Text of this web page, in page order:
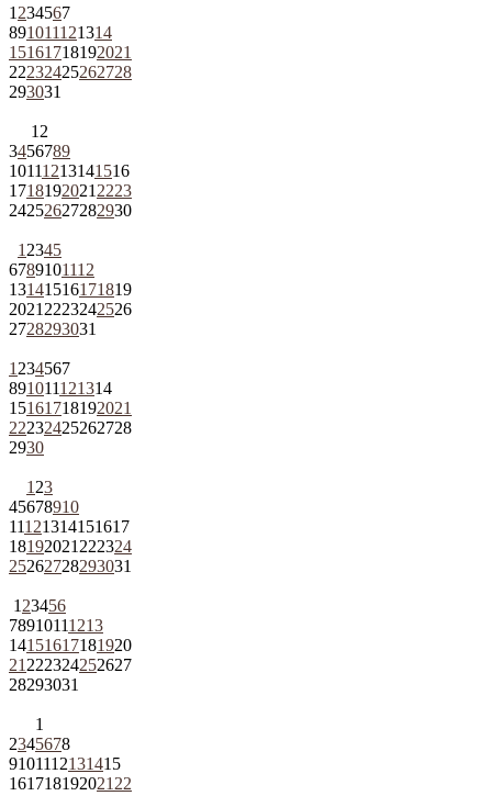
1 234567
891011121314
15161718192021
22232425262728
293031
1 2
3456789
10111213141516
1718192021 2223
24252627282930
1 2345
6789101112
13141516171819
2021 2223242526
2728293031
1 234567
891011121314
15161718192021
22232425262728
2930
1 23
45678910
11121314151617
18192021 222324
25262728293031
1 23456
78910111213
14151617181920
21 222324252627
28293031
1
2345678
9101112131415
161718192021 22